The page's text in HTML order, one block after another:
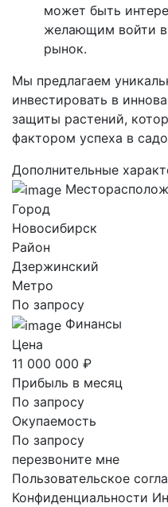
может быть
желающим войти в
рынок.
Мы предлагаем
инвестировать в
защиты растений,
фактором успеха в
Дополнительные
Город
Новосибирск
Район
Дзержинский
Метро
По запросу
Финансы
Цена
11 000 000 ₽
Прибыль в месяц
По запросу
Окупаемость
По запросу
перезвоните мне
Пользовательское
Конфиденциальности